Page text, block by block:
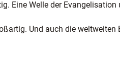
Eine Welle der
Und auch die